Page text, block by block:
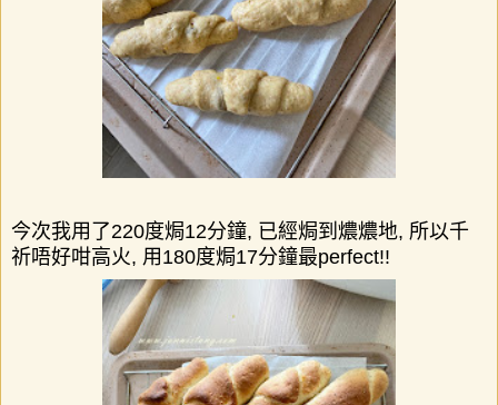
今次我用了220度焗12分鐘, 已經焗到燶燶地, 所以千
祈唔好咁高火, 用 180度焗17分鐘最perfect!!